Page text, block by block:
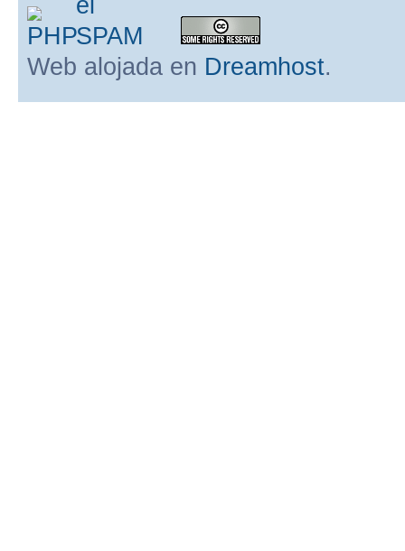
Web alojada en Dreamhost.